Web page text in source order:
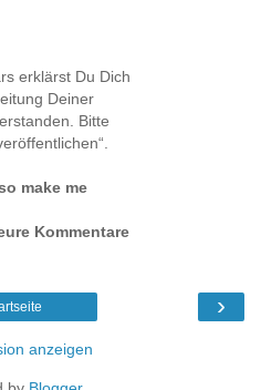
erklärst Du Dich
Deiner
Bitte
make me
Kommentare
›
anzeigen